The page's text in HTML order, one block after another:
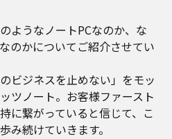
ようなノートPCなのか、な
のかについてご紹介させてい
ビジネスを止めない」をモッ
ツノート。お客様ファースト
に繋がっていると信じて、こ
み続けていきます。